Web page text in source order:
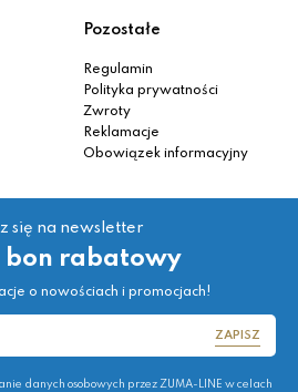
Pozostałe
Regulamin
Polityka prywatności
Zwroty
Reklamacje
Obowiązek informacyjny
się na newsletter
bon rabatowy
o nowościach i promocjach!
ZAPISZ
danych osobowych przez ZUMA-LINE w celach